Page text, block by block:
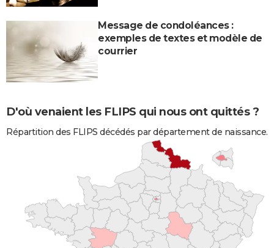
Message de condoléances :
exemples de textes et modèle de
courrier
D'où venaient les FLIPS qui nous ont quittés ?
Répartition des FLIPS décédés par département de naissance.